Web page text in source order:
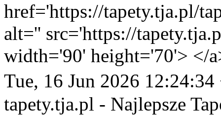
href='https://tapety.tja.pl/
alt='' src='https://
width='90' height='70'> </
Tue, 16 Jun 2026 12:24:34
tapety.tja.pl - Najlepsze